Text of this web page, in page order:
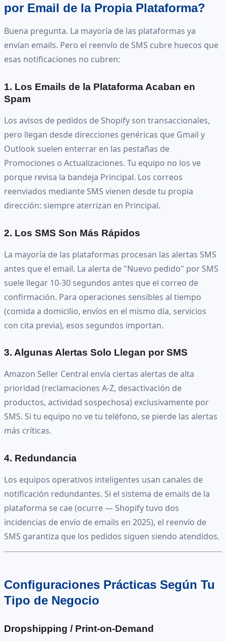
por Email de la Propia Plataforma?
Buena pregunta. La mayoría de las plataformas ya
envían emails. Pero el reenvío de SMS cubre huecos que
esas notificaciones no cubren:
1. Los Emails de la Plataforma Acaban en
Spam
Los avisos de pedidos de Shopify son transaccionales,
pero llegan desde direcciones genéricas que Gmail y
Outlook suelen enterrar en las pestañas de
Promociones o Actualizaciones. Tu equipo no los ve
porque revisa la bandeja Principal. Los correos
reenviados mediante SMS vienen desde tu propia
dirección: siempre aterrizan en Principal.
2. Los SMS Son Más Rápidos
La mayoría de las plataformas procesan las alertas SMS
antes que el email. La alerta de "Nuevo pedido" por SMS
suele llegar 10-30 segundos antes que el correo de
confirmación. Para operaciones sensibles al tiempo
(comida a domicilio, envíos en el mismo día, servicios
con cita previa), esos segundos importan.
3. Algunas Alertas Solo Llegan por SMS
Amazon Seller Central envía ciertas alertas de alta
prioridad (reclamaciones A-Z, desactivación de
productos, actividad sospechosa) exclusivamente por
SMS. Si tu equipo no ve tu teléfono, se pierde las alertas
más críticas.
4. Redundancia
Los equipos operativos inteligentes usan canales de
notificación redundantes. Si el sistema de emails de la
plataforma se cae (ocurre — Shopify tuvo dos
incidencias de envío de emails en 2025), el reenvío de
SMS garantiza que los pedidos siguen siendo atendidos.
Configuraciones Prácticas Según Tu
Tipo de Negocio
Dropshipping / Print-on-Demand